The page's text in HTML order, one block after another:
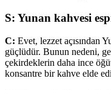
S: Yunan kahvesi
C: Evet, lezzet açısından
güçlüdür. Bunun nedeni,
çekirdeklerin daha ince
konsantre bir kahve elde